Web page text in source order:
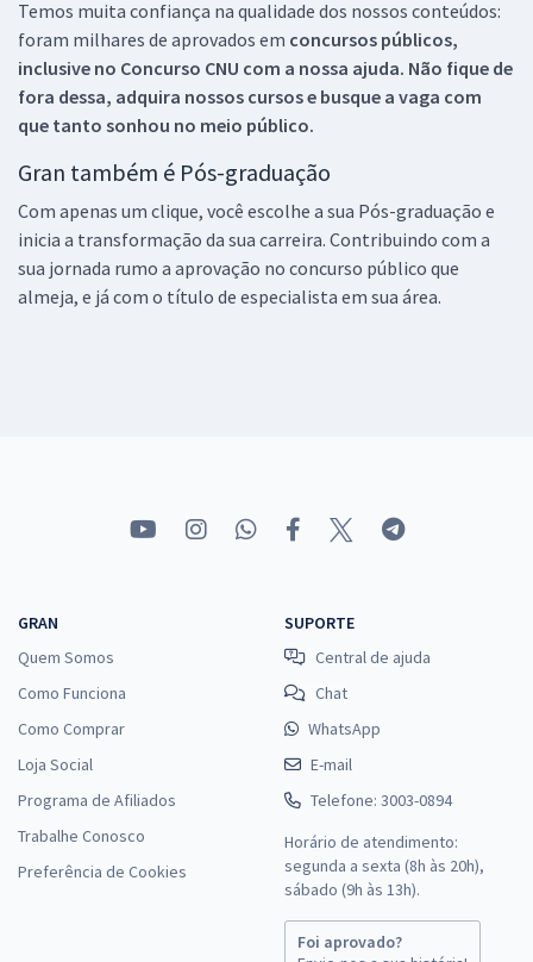
Temos muita confiança na qualidade dos nossos conteúdos:
foram milhares de aprovados em concursos públicos,
inclusive no Concurso CNU com a nossa ajuda. Não fique de
fora dessa, adquira nossos cursos e busque a vaga com
que tanto sonhou no meio público.
Gran também é Pós-graduação
Com apenas um clique, você escolhe a sua Pós-graduação e
inicia a transformação da sua carreira. Contribuindo com a
sua jornada rumo a aprovação no concurso público que
almeja, e já com o título de especialista em sua área.
GRAN
Quem Somos
Como Funciona
Como Comprar
Loja Social
Programa de Afiliados
Trabalhe Conosco
Preferência de Cookies
SUPORTE
Central de ajuda
Chat
WhatsApp
E-mail
Telefone: 3003-0894
Horário de atendimento:
segunda a sexta (8h às 20h),
sábado (9h às 13h).
Foi aprovado?